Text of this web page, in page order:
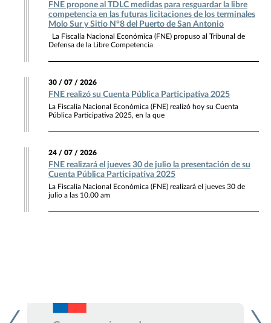
FNE propone al TDLC medidas para resguardar la libre
competencia en las futuras licitaciones de los terminales
Molo Sur y Sitio N°8 del Puerto de San Antonio
La Fiscalía Nacional Económica (FNE) propuso al Tribunal de
Defensa de la Libre Competencia
30 / 07 / 2026
FNE realizó su Cuenta Pública Participativa 2025
La Fiscalía Nacional Económica (FNE) realizó hoy su Cuenta
Pública Participativa 2025, en la que
24 / 07 / 2026
FNE realizará el jueves 30 de julio la presentación de su
Cuenta Pública Participativa 2025
La Fiscalía Nacional Económica (FNE) realizará el jueves 30 de
julio a las 10.00 am